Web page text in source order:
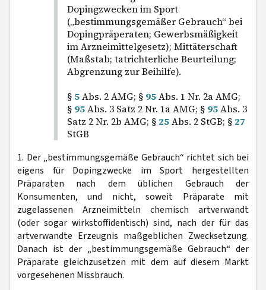
Dopingzwecken im Sport
(„bestimmungsgemäßer Gebrauch“ bei
Dopingpräperaten; Gewerbsmäßigkeit
im Arzneimittelgesetz); Mittäterschaft
(Maßstab; tatrichterliche Beurteilung;
Abgrenzung zur Beihilfe).
§ 5Abs. 2 AMG; § 95Abs. 1 Nr. 2a AMG;
§ 95Abs. 3 Satz 2 Nr. 1a AMG; § 95Abs. 3
Satz 2 Nr. 2b AMG; § 25Abs. 2 StGB; § 27
StGB
1. Der „bestimmungsgemäße Gebrauch“ richtet sich bei
eigens für Dopingzwecke im Sport hergestellten
Präparaten nach dem üblichen Gebrauch der
Konsumenten, und nicht, soweit Präparate mit
zugelassenen Arzneimitteln chemisch artverwandt
(oder sogar wirkstoffidentisch) sind, nach der für das
artverwandte Erzeugnis maßgeblichen Zwecksetzung.
Danach ist der „bestimmungsgemäße Gebrauch“ der
Präparate gleichzusetzen mit dem auf diesem Markt
vorgesehenen Missbrauch.